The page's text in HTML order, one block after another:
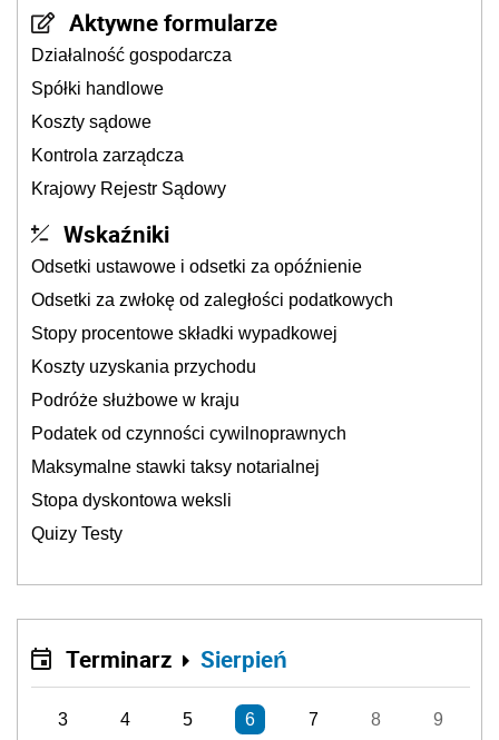
Aktywne formularze
Działalność gospodarcza
Spółki handlowe
Koszty sądowe
Kontrola zarządcza
Krajowy Rejestr Sądowy
Wskaźniki
Odsetki ustawowe i odsetki za opóźnienie
Odsetki za zwłokę od zaległości podatkowych
Stopy procentowe składki wypadkowej
Koszty uzyskania przychodu
Podróże służbowe w kraju
Podatek od czynności cywilnoprawnych
Maksymalne stawki taksy notarialnej
Stopa dyskontowa weksli
Quizy Testy
Terminarz Sierpień
3 4 5 6 7 8 9